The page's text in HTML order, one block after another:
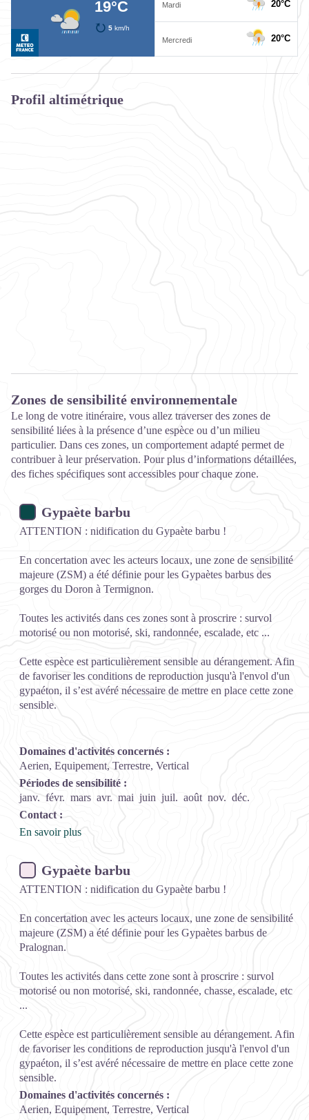
Profil altimétrique
Zones de sensibilité environnementale
Le long de votre itinéraire, vous allez traverser des zones de
sensibilité liées à la présence d’une espèce ou d’un milieu
particulier. Dans ces zones, un comportement adapté permet de
contribuer à leur préservation. Pour plus d’informations détaillées,
des fiches spécifiques sont accessibles pour chaque zone.
Gypaète barbu
ATTENTION : nidification du Gypaète barbu !
En concertation avec les acteurs locaux, une zone de sensibilité
majeure (ZSM) a été définie pour les Gypaètes barbus des
gorges du Doron à Termignon.
Toutes les activités dans ces zones sont à proscrire : survol
motorisé ou non motorisé, ski, randonnée, escalade, etc ...
Cette espèce est particulièrement sensible au dérangement. Afin
de favoriser les conditions de reproduction jusqu'à l'envol d'un
gypaéton, il s’est avéré nécessaire de mettre en place cette zone
sensible.
Domaines d'activités concernés :
Aerien, Equipement, Terrestre, Vertical
Périodes de sensibilité :
janv. févr. mars avr. mai juin juil. août nov. déc.
Contact :
En savoir plus
Gypaète barbu
ATTENTION : nidification du Gypaète barbu !
En concertation avec les acteurs locaux, une zone de sensibilité
majeure (ZSM) a été définie pour les Gypaètes barbus de
Pralognan.
Toutes les activités dans cette zone sont à proscrire : survol
motorisé ou non motorisé, ski, randonnée, chasse, escalade, etc
...
Cette espèce est particulièrement sensible au dérangement. Afin
de favoriser les conditions de reproduction jusqu'à l'envol d'un
gypaéton, il s’est avéré nécessaire de mettre en place cette zone
sensible.
Domaines d'activités concernés :
Aerien, Equipement, Terrestre, Vertical